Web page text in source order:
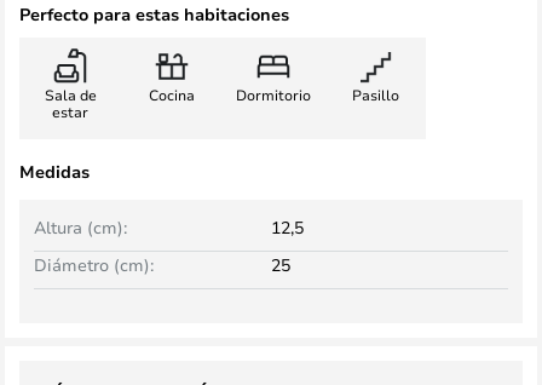
Perfecto para estas habitaciones
Sala de
estar
Cocina Dormitorio Pasillo
Medidas
Altura (cm):
12,5
Diámetro (cm):
25